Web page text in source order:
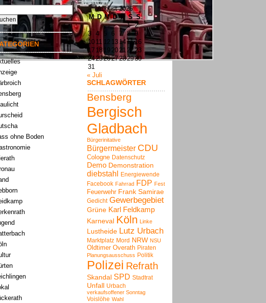
ohne Boden
August 2026
M D M D F S S
1 2
3 4 5 6 7 8 9
10 11 12 13 141516
17 18 19 20212223
24252627282930
31
« Juli
SCHLAGWÖRTER
Bensberg
Bergisch
Gladbach
Bürgerinitative
Bürgermeister CDU
Cologne Datenschutz
Demo Demonstration
diebstahl Energiewende
Facebook Fahrrad FDP Fest
Feuerwehr Frank Samirae
Gedicht Gewerbegebiet
Grüne Karl Feldkamp
Karneval Köln Linke
Lustheide Lutz Urbach
Marktplatz Mord NRW NSU
Oldtimer Overath Piraten
Planungsausschuss Politik
Polizei Refrath
Skandal SPD Stadtrat
Unfall Urbach
verkaufsoffener Sonntag
Voislöhe Wahl